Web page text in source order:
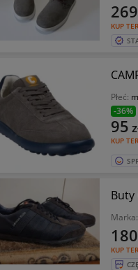
KUP
269
Płeć:
-36%
KUP
95
Buty
Marka:
KUP
180